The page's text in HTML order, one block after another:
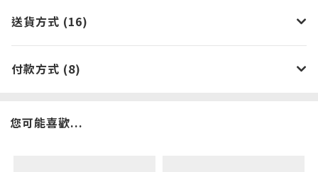
送貨方式 (16)
付款方式 (8)
您可能喜歡...